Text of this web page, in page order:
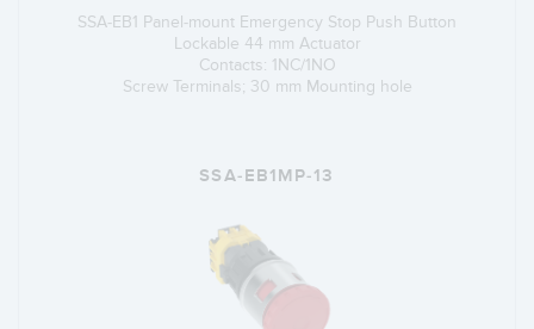
SSA-EB1 Panel-mount Emergency Stop Push Button
Lockable 44 mm Actuator
Contacts: 1NC/1NO
Screw Terminals; 30 mm Mounting hole
SSA-EB1MP-13